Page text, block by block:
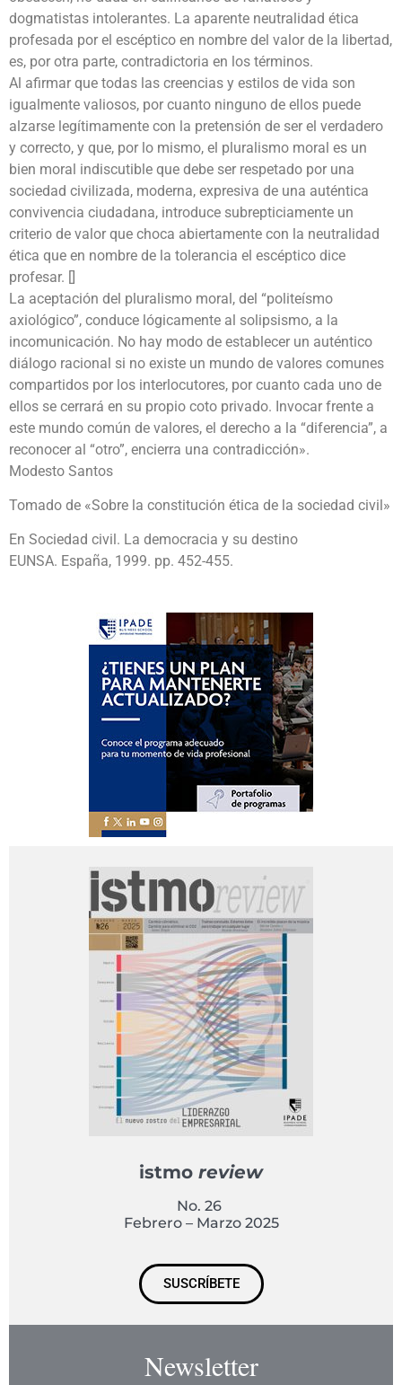
dogmatistas intolerantes. La aparente neutralidad ética
profesada por el escéptico en nombre del valor de la libertad,
es, por otra parte, contradictoria en los términos.
Al afirmar que todas las creencias y estilos de vida son
igualmente valiosos, por cuanto ninguno de ellos puede
alzarse legítimamente con la pretensión de ser el verdadero
y correcto, y que, por lo mismo, el pluralismo moral es un
bien moral indiscutible que debe ser respetado por una
sociedad civilizada, moderna, expresiva de una auténtica
convivencia ciudadana, introduce subrepticiamente un
criterio de valor que choca abiertamente con la neutralidad
ética que en nombre de la tolerancia el escéptico dice
profesar. []
La aceptación del pluralismo moral, del “politeísmo
axiológico”, conduce lógicamente al solipsismo, a la
incomunicación. No hay modo de establecer un auténtico
diálogo racional si no existe un mundo de valores comunes
compartidos por los interlocutores, por cuanto cada uno de
ellos se cerrará en su propio coto privado. Invocar frente a
este mundo común de valores, el derecho a la “diferencia”, a
reconocer al “otro”, encierra una contradicción».
Modesto Santos
Tomado de «Sobre la constitución ética de la sociedad civil»
En Sociedad civil. La democracia y su destino
EUNSA. España, 1999. pp. 452-455.
istmo review
No. 26
Febrero – Marzo 2025
SUSCRÍBETE
Newsletter